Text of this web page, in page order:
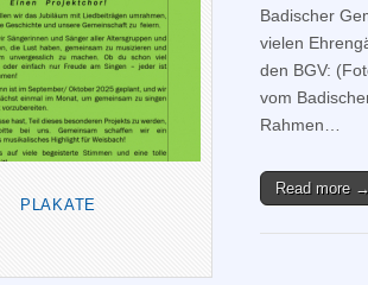
Badischer
vielen
den BGV:
vom
Rahmen…
Read more →
PLAKATE